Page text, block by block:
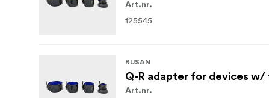
Art.nr.
125545
RUSAN
Q-R adapter for devices w/
Art.nr.